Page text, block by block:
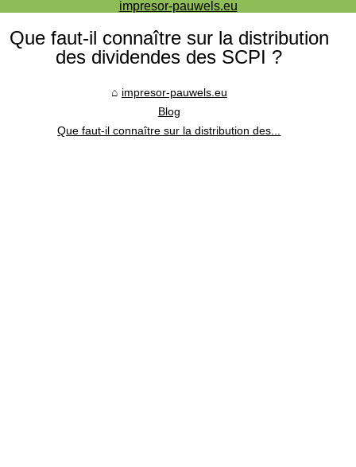
Que faut-il connaître sur la distribution
des dividendes des SCPI ?
impresor-pauwels.eu
Blog
Que faut-il connaître sur la distribution des...
impresor-pauwels.eu